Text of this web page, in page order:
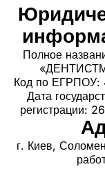
Полное
Код по ЕГРПОУ:
Дата
регистрации:
г. Киев,